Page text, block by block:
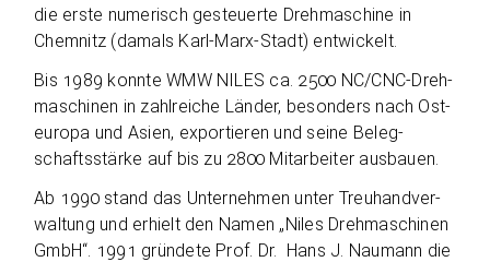
die erste nume­risch gesteu­erte Dreh­ma­schine in
Chem­nitz (damals Karl-Marx-Stadt) entwickelt.
Bis 1989 konnte WMW NILES ca. 2500 NC/CNC-Dreh­
ma­schi­nen in zahl­rei­che Län­der, beson­ders nach Ost­
eu­ropa und Asien, expor­tie­ren und seine Beleg­
schafts­stärke auf bis zu 2800 Mit­ar­bei­ter ausbauen.
Ab 1990 stand das Unter­neh­men unter Treu­hand­ver­
wal­tung und erhielt den Namen „Niles Dreh­ma­schi­nen
GmbH“. 1991 grün­dete Prof. Dr. Hans J. Nau­mann die